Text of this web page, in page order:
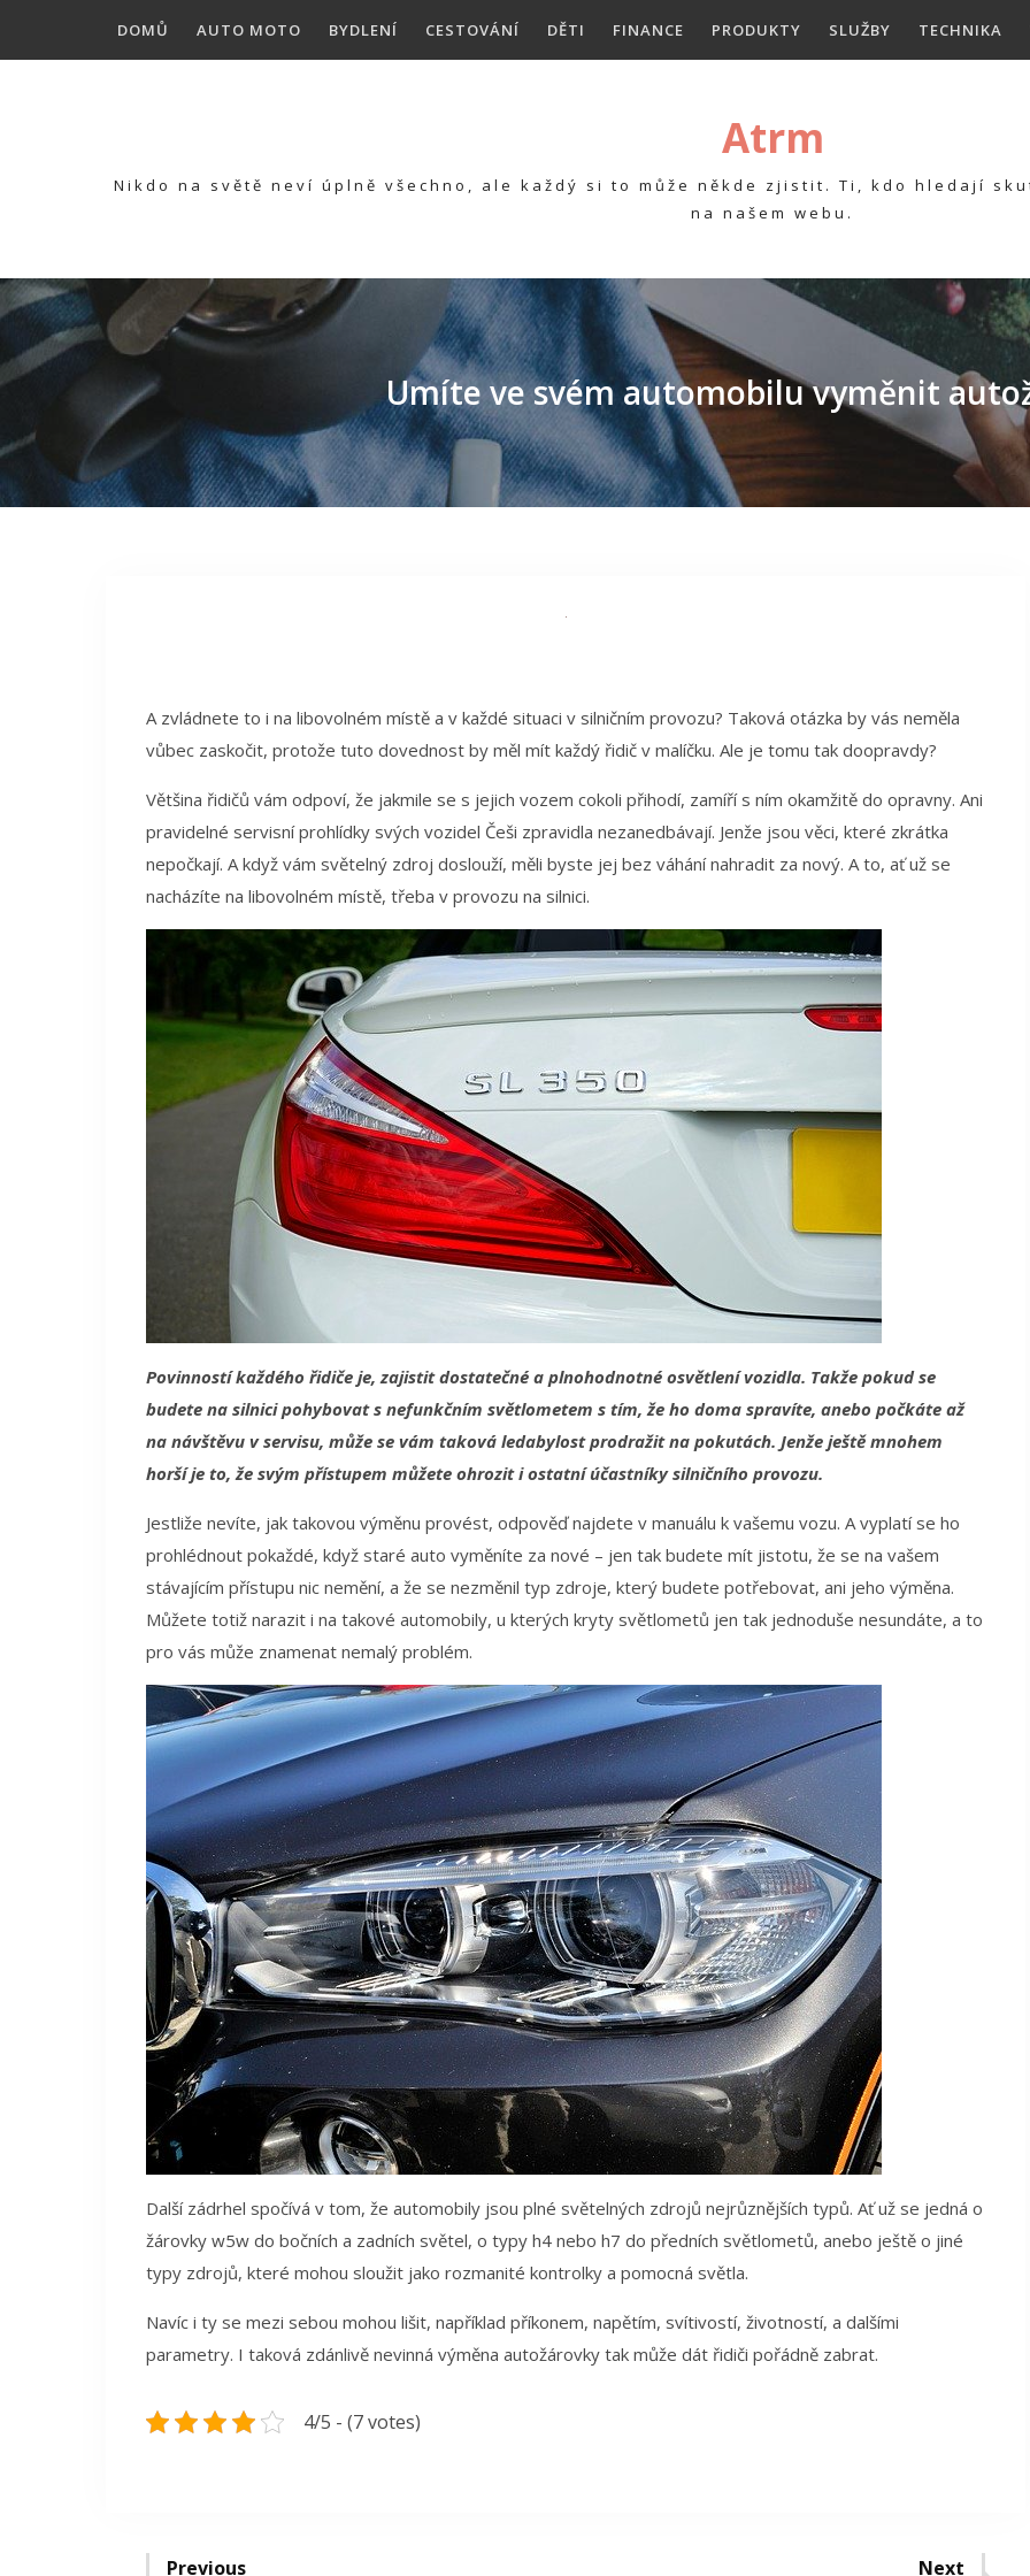
DOMŮ AUTO MOTO BYDLENÍ CESTOVÁNÍ DĚTI FINANCE PRODUKTY SLUŽBY TECHNIKA
Atrm
Nikdo na světě neví úplně všechno, ale každý si to může někde zjistit. Ti, kdo hledají
na našem webu.
Umíte ve svém automobilu vyměnit
A zvládnete to i na libovolném místě a v každé situaci v silničním provozu? Taková otázka by vás neměla
vůbec zaskočit, protože tuto dovednost by měl mít každý řidič v malíčku. Ale je tomu tak doopravdy?
Většina řidičů vám odpoví, že jakmile se s jejich vozem cokoli přihodí, zamíří s ním okamžitě do opravny. Ani
pravidelné servisní prohlídky svých vozidel Češi zpravidla nezanedbávají. Jenže jsou věci, které zkrátka
nepočkají. A když vám světelný zdroj doslouží, měli byste jej bez váhání nahradit za nový. A to, ať už se
nacházíte na libovolném místě, třeba v provozu na silnici.
Povinností každého řidiče je, zajistit dostatečné a plnohodnotné osvětlení vozidla. Takže pokud se
budete na silnici pohybovat s nefunkčním světlometem s tím, že ho doma spravíte, anebo počkáte až
na návštěvu v servisu, může se vám taková ledabylost prodražit na pokutách. Jenže ještě mnohem
horší je to, že svým přístupem můžete ohrozit i ostatní účastníky silničního provozu.
Jestliže nevíte, jak takovou výměnu provést, odpověď najdete v manuálu k vašemu vozu. A vyplatí se ho
prohlédnout pokaždé, když staré auto vyměníte za nové – jen tak budete mít jistotu, že se na vašem
stávajícím přístupu nic nemění, a že se nezměnil typ zdroje, který budete potřebovat, ani jeho výměna.
Můžete totiž narazit i na takové automobily, u kterých kryty světlometů jen tak jednoduše nesundáte, a to
pro vás může znamenat nemalý problém.
Další zádrhel spočívá v tom, že automobily jsou plné světelných zdrojů nejrůznějších typů. Ať už se jedná o
žárovky w5w do bočních a zadních světel, o typy h4 nebo h7 do předních světlometů, anebo ještě o jiné
typy zdrojů, které mohou sloužit jako rozmanité kontrolky a pomocná světla.
Navíc i ty se mezi sebou mohou lišit, například příkonem, napětím, svítivostí, životností, a dalšími
parametry. I taková zdánlivě nevinná výměna autožárovky tak může dát řidiči pořádně zabrat.
4/5 - (7 votes)
Previous Next